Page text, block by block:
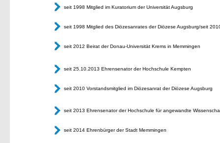
seit 1998 Mitglied im Kuratorium der Universität Augsburg
seit 1998 Mitglied des Diözesanrates der Diözese Augsburg/seit
seit 2012 Beirat der Donau-Universität Krems in Memmingen
seit 25.10.2013 Ehrensenator der Hochschule Kempten
seit 2010 Vorstandsmitglied im Diözesanrat der Diözese Augsburg
seit 2013 Ehrensenator der Hochschule für angewandte
seit 2014 Ehrenbürger der Stadt Memmingen